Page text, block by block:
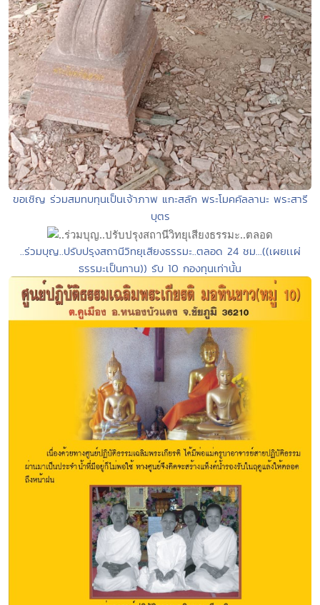
ขอเชิญ ร่วมสมทบทุนเป็นเจ้าภาพ แกะสลัก พระโมคคัลลานะ พระสารี
บุตร
..ร่วมบุญ..ปรับปรุงสถานีวิทยุเสียงธรรมะ..ตลอด 24 ชม...((เผยเเผ่
ธรรมะเป็นทาน)) รับ 10 กองทุนเท่านั้น